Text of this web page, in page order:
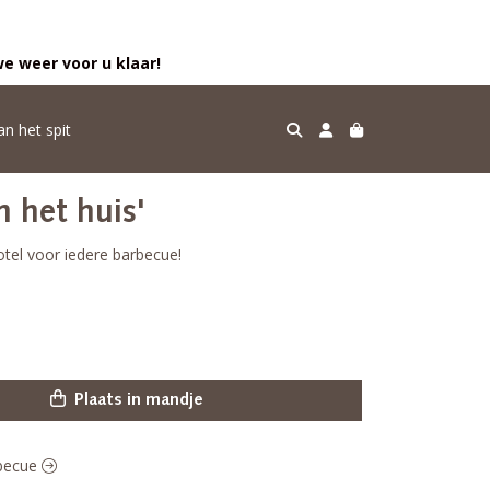
weer voor u klaar!
het spit
het huis'
voor iedere barbecue!
Plaats in mandje